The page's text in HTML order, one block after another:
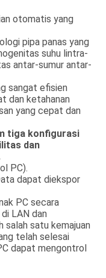
otomatis yang
pipa panas yang
suhu lintra-
antar-sumur antar-
sangat efisien
dan ketahanan
yang cepat dan
tiga konfigurasi
dan
PC).
dapat diekspor
PC secara
LAN dan
salah satu kemajuan
telah selesai
dapat mengontrol